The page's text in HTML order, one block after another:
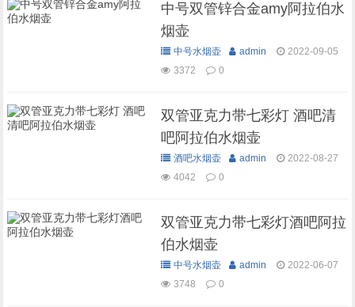
中号双管锌合金amy阿拉伯水
烟壶
中号水烟壶 admin
2022-09-05
3372
0
双管亚克力带七彩灯 酒吧清
吧阿拉伯水烟壶
酒吧水烟壶 admin
2022-08-27
4042
0
双管亚克力带七彩灯酒吧阿拉
伯水烟壶
中号水烟壶 admin
2022-06-07
3748
0